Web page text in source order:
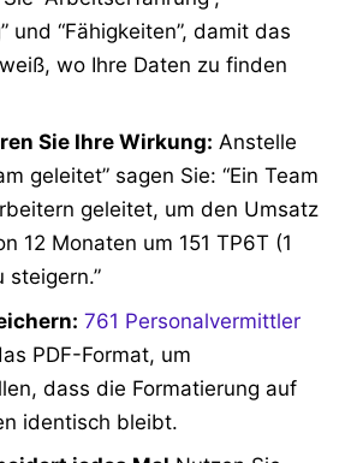
und “Fähigkeiten”, damit das
wo Ihre Daten zu finden
Sie Ihre Wirkung: Anstelle
geleitet” sagen Sie: “Ein Team
geleitet, um den Umsatz
12 Monaten um 151 TP6T (1
steigern.”
761 Personalvermittler
PDF-Format, um
dass die Formatierung auf
identisch bleibt.